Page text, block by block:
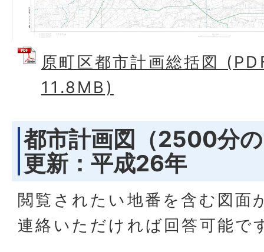
原町区都市計画総括図
11.8MB)
都市計画図（2500分
更新：平成26年
閲覧されたい地番を含む図面
連絡いただければ回答可能で